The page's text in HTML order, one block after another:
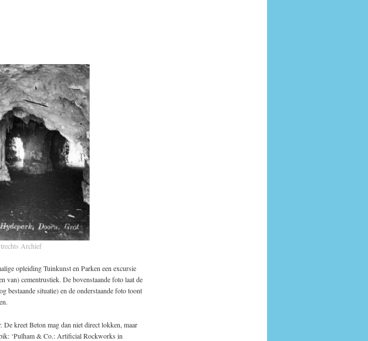
Archief
opleiding Tuinkunst en Parken een excursie
van) cementrustiek. De bovenstaande foto laat de
bestaande situatie) en de onderstaande foto toont
kreet Beton mag dan niet direct lokken, maar
‘Pulham & Co.: Artificial Rockworks in